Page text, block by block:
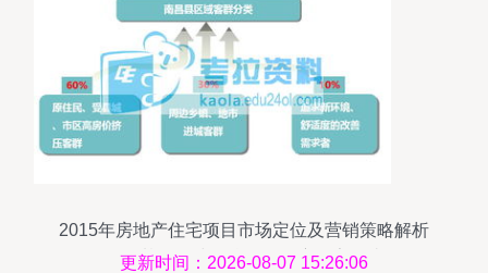
2015年房地产住宅项目市场定位及营销策略解析
——基于环球网校论坛深度报告解读
更新时间：2026-08-07 15:26:06